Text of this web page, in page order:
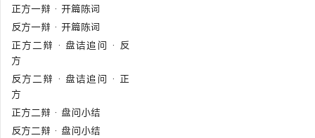
正方一辩 · 开篇陈词
反方一辩 · 开篇陈词
正方二辩 · 盘诘追问 · 反
方
反方二辩 · 盘诘追问 · 正
方
正方二辩 · 盘问小结
反方二辩 · 盘问小结